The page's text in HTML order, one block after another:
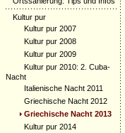
Kultur pur
Kultur pur 2007
Kultur pur 2008
Kultur pur 2009
Kultur pur 2010: 2. Cuba-
Nacht
Italienische Nacht 2011
Griechische Nacht 2012
Griechische Nacht 2013
Kultur pur 2014